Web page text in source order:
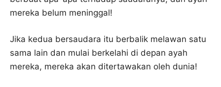
mereka belum meninggal!
Jika kedua bersaudara itu berbalik melawan satu
sama lain dan mulai berkelahi di depan ayah
mereka, mereka akan ditertawakan oleh dunia!